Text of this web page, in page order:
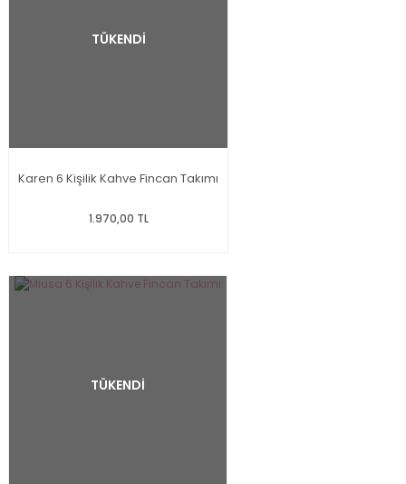
TÜKENDİ
Karen 6 Kişilik Kahve Fincan Takımı
1.970,00 TL
TÜKENDİ